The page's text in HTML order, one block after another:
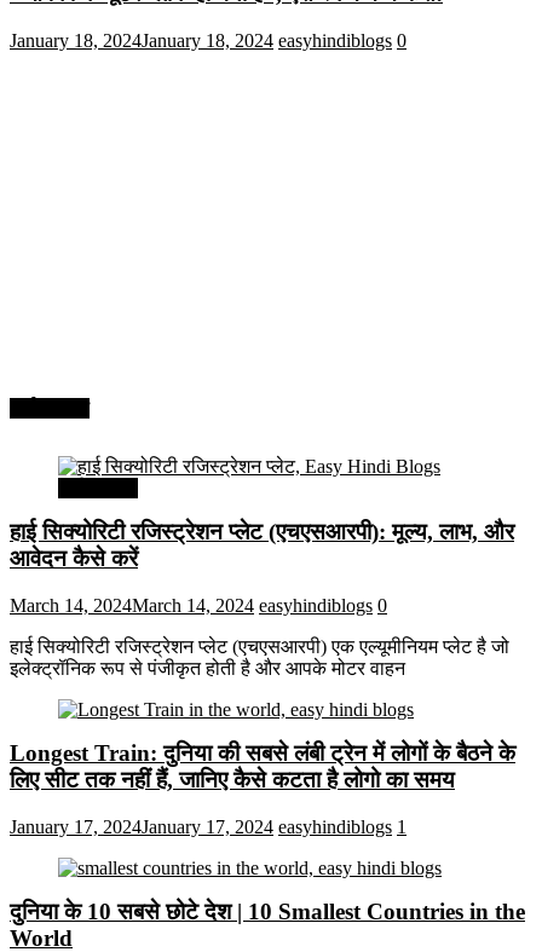
January 18, 2024January 18, 2024 easyhindiblogs 0
हाई सिक्योरिटी रजिस्ट्रेशन प्लेट (एचएसआरपी): मूल्य, लाभ, और
आवेदन कैसे करें
March 14, 2024March 14, 2024 easyhindiblogs 0
हाई सिक्योरिटी रजिस्ट्रेशन प्लेट (एचएसआरपी) एक एल्यूमीनियम प्लेट है जो
इलेक्ट्रॉनिक रूप से पंजीकृत होती है और आपके मोटर वाहन
Longest Train: दुनिया की सबसे लंबी ट्रेन में लोगों के बैठने के
लिए सीट तक ​​नहीं हैं, जानिए कैसे कटता है लोगो का समय
January 17, 2024January 17, 2024 easyhindiblogs 1
दुनिया के 10 सबसे छोटे देश | 10 Smallest Countries in the
World